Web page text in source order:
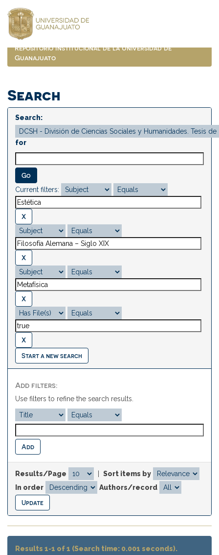
navigation
Repositorio Institucional de la Universidad de
Guanajuato
Search
Search:
for
Current filters:
Start a new search
Add filters:
Use filters to refine the search results.
Results/Page
Sort items by
In order
Authors/record
Results 1-1 of 1 (Search time: 0.001 seconds).